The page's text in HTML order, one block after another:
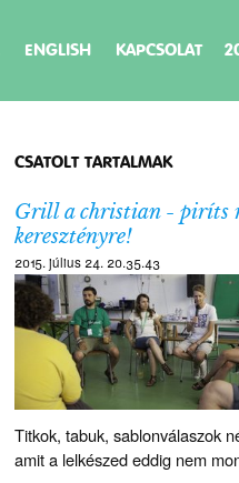
ENGLISH KAPCSOLAT
CSATOLT TARTALMAK
Grill a christian - piríts
keresztényre!
2015. július 24. 20.35.43
Titkok, tabuk, sablonválaszok
amit a lelkészed eddig nem